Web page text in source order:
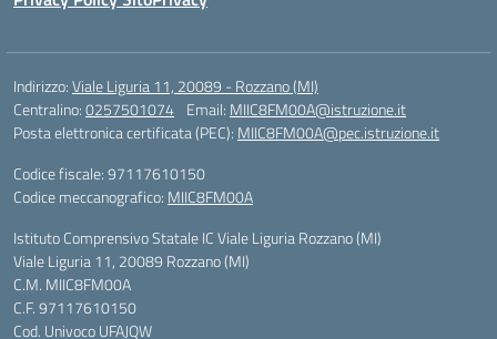
Indirizzo:Viale Liguria 11, 20089 - Rozzano (MI)
Centralino:0257501074 Email: MIIC8FM00A@istruzione.it
Posta elettronica certificata (PEC): MIIC8FM00A@pec.istruzione.it
Codice fiscale: 97117610150
Codice meccanografico: MIIC8FM00A
Istituto Comprensivo Statale IC Viale Liguria Rozzano (MI)
Viale Liguria 11, 20089 Rozzano (MI)
C.M. MIIC8FM00A
C.F. 97117610150
Cod. Univoco UFAJQW